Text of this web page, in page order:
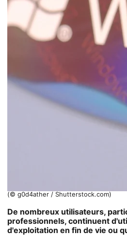
(© g0d4ather / Shutterstock.com)
De nombreux utilisateurs,
professionnels, continuent
d'exploitation en fin de vie ou